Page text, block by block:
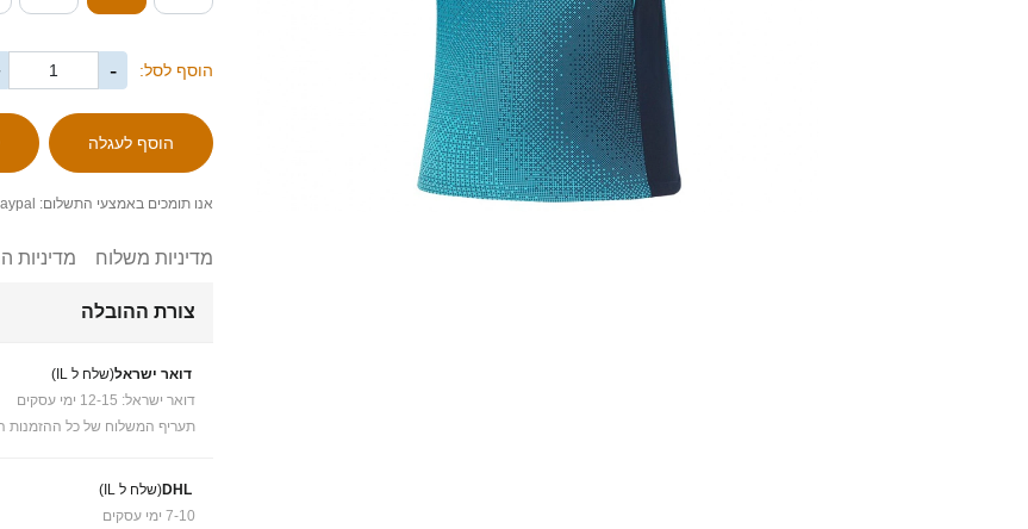
הוסף לסל: -
אנו תומכים באמצעי התשלום: Paypal
מדיניות משלוח מדיניות
צורת ההובלה
דואר ישראל(שלח ל IL)
דואר ישראל: 12-15 ימי עסקים
תעריף המשלוח של כל ההזמנות
DHL(שלח ל IL)
7-10 ימי עסקים